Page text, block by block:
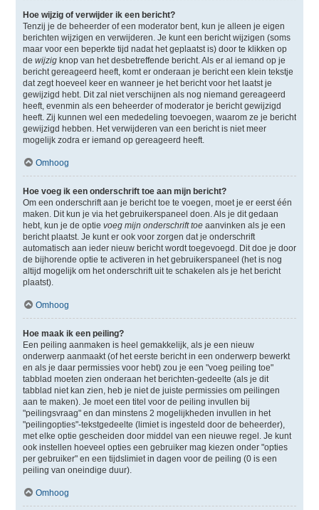
Hoe wijzig of verwijder ik een bericht?
Tenzij je de beheerder of een moderator bent, kun je alleen je eigen
berichten wijzigen en verwijderen. Je kunt een bericht wijzigen (soms
maar voor een beperkte tijd nadat het geplaatst is) door te klikken op
de wijzigknop van het desbetreffende bericht. Als er al iemand op je
bericht gereageerd heeft, komt er onderaan je bericht een klein tekstje
dat zegt hoeveel keer en wanneer je het bericht voor het laatst je
gewijzigd hebt. Dit zal niet verschijnen als nog niemand gereageerd
heeft, evenmin als een beheerder of moderator je bericht gewijzigd
heeft. Zij kunnen wel een mededeling toevoegen, waarom ze je bericht
gewijzigd hebben. Het verwijderen van een bericht is niet meer
mogelijk zodra er iemand op gereageerd heeft.
Omhoog
Hoe voeg ik een onderschrift toe aan mijn bericht?
Om een onderschrift aan je bericht toe te voegen, moet je er eerst één
maken. Dit kun je via het gebruikerspaneel doen. Als je dit gedaan
hebt, kun je de optie voeg mijn onderschrift toeaanvinken als je een
bericht plaatst. Je kunt er ook voor zorgen dat je onderschrift
automatisch aan ieder nieuw bericht wordt toegevoegd. Dit doe je door
de bijhorende optie te activeren in het gebruikerspaneel (het is nog
altijd mogelijk om het onderschrift uit te schakelen als je het bericht
plaatst).
Omhoog
Hoe maak ik een peiling?
Een peiling aanmaken is heel gemakkelijk, als je een nieuw
onderwerp aanmaakt (of het eerste bericht in een onderwerp bewerkt
en als je daar permissies voor hebt) zou je een "voeg peiling toe"
tabblad moeten zien onderaan het berichten-gedeelte (als je dit
tabblad niet kan zien, heb je niet de juiste permissies om peilingen
aan te maken). Je moet een titel voor de peiling invullen bij
"peilingsvraag" en dan minstens 2 mogelijkheden invullen in het
"peilingopties"-tekstgedeelte (limiet is ingesteld door de beheerder),
met elke optie gescheiden door middel van een nieuwe regel. Je kunt
ook instellen hoeveel opties een gebruiker mag kiezen onder "opties
per gebruiker" en een tijdslimiet in dagen voor de peiling (0 is een
peiling van oneindige duur).
Omhoog